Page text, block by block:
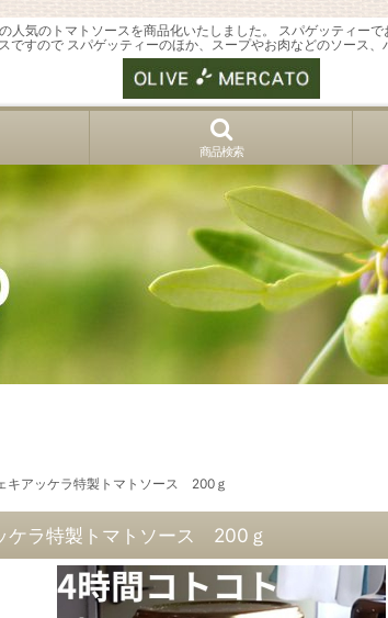
気のトマトソースを商品化いたしました。 スパゲッティー
ですので スパゲッティーのほか、スープやお肉などのソース、
商品検索
キアッケラ特製トマトソース 200ｇ
ケラ特製トマトソース 200ｇ